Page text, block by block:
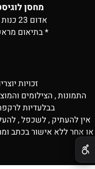
מחסן
אדום 23 כנות - קומה 2
* בתיאום
זכויות
התמונות , הצילומים
בבלעדיות
אין להעתיק , לשכפל ,
או אחר ללא אישור בכתב
✕